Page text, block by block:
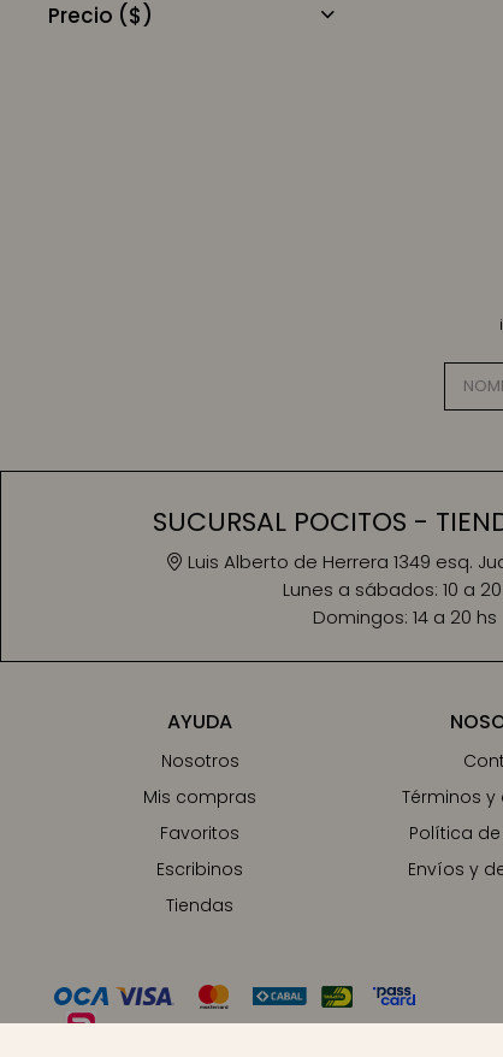
Precio ($)
Términos
Política
Envíos y
AYUDA
Nosotros
Mis compras
Favoritos
Escribinos
Tiendas
SUCURSAL POCITOS -
Luis Alberto de Herrera 1349 esq.
Lunes a sábados: 10 a
Domingos: 14 a 20 hs